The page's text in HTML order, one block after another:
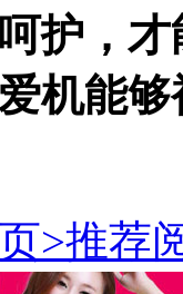
护，才
机能够
>推荐